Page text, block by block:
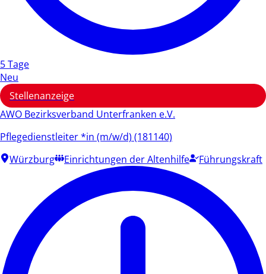
5 Tage
Neu
Stellenanzeige
AWO Bezirksverband Unterfranken e.V.
Pflegedienstleiter *in (m/w/d) (181140)
Würzburg
Einrichtungen der Altenhilfe Führungskraft